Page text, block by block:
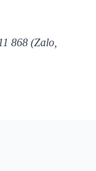
868 (Zalo,